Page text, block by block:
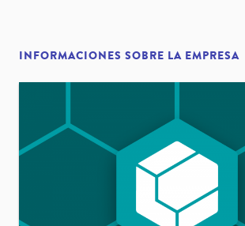
INFORMACIONES SOBRE LA EMPRESA